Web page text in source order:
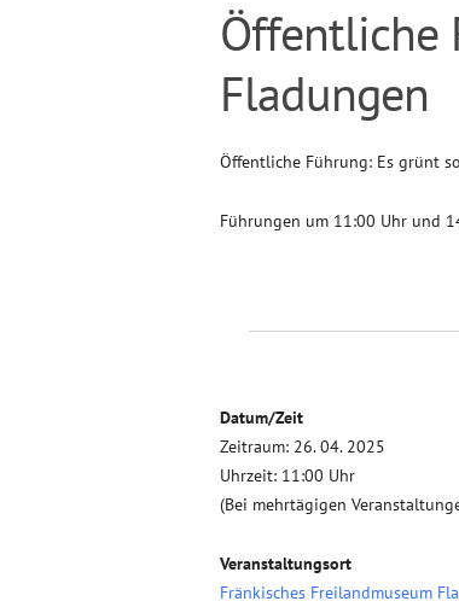
Öffentliche
Fladungen
Öffentliche Führung: Es grünt
Führungen um 11:00 Uhr und
Datum/Zeit
Zeitraum: 26. 04. 2025
Uhrzeit: 11:00 Uhr
(Bei mehrtägigen
Veranstaltungsort
Fränkisches Freilandmuseum